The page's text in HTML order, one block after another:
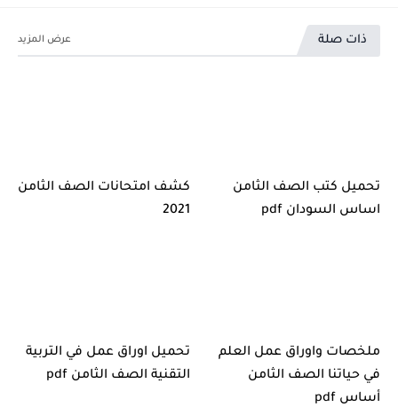
ذات صلة
تحميل كتب الصف الثامن
اساس السودان pdf
كشف امتحانات الصف الثامن
2021
ملخصات واوراق عمل العلم
في حياتنا الصف الثامن
أساس pdf
تحميل اوراق عمل في التربية
التقنية الصف الثامن pdf